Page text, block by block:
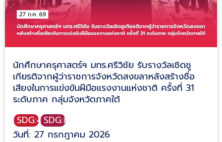
นักศึกษาครุศาสตร์ฯ มทร.ศรีวิชัย รับรางวัลเชิดชู
เกียรติจากผู้ว่าราชการจังหวัดสงขลาหลังสร้างชื่อ
เสียงในการแข่งขันฝีมือแรงงานแห่งชาติ ครั้งที่ 31
ระดับภาค กลุ่มจังหวัดภาคใต้
SDG:4SDG:8
วันที่: 27 กรกฎาคม 2026